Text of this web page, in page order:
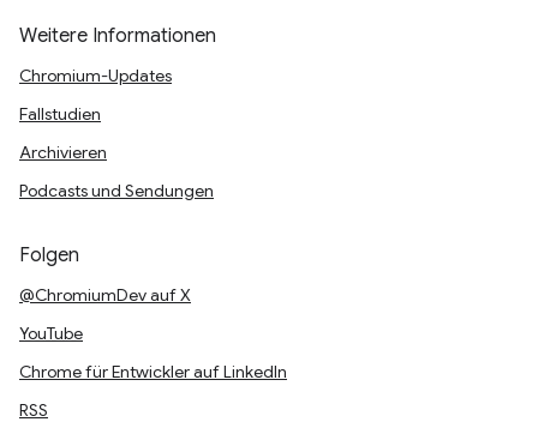
Weitere Informationen
Chromium-Updates
Fallstudien
Archivieren
Podcasts und Sendungen
Folgen
@ChromiumDev auf X
YouTube
Chrome für Entwickler auf LinkedIn
RSS